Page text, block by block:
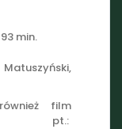
min.
film
pt.: